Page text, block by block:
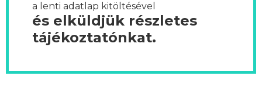
a lenti adatlap kitöltésével
és elküldjük részletes
tájékoztatónkat.